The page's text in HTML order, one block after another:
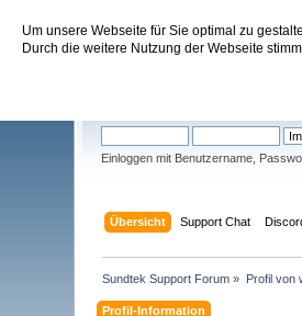
Um unsere Webseite für Sie optimal zu
Durch die weitere Nutzung der Webseite
Sundtek Support
Einloggen mit Benutzername,
Übersicht Support Chat
Sundtek Support Forum » Profil von
Profil-Information